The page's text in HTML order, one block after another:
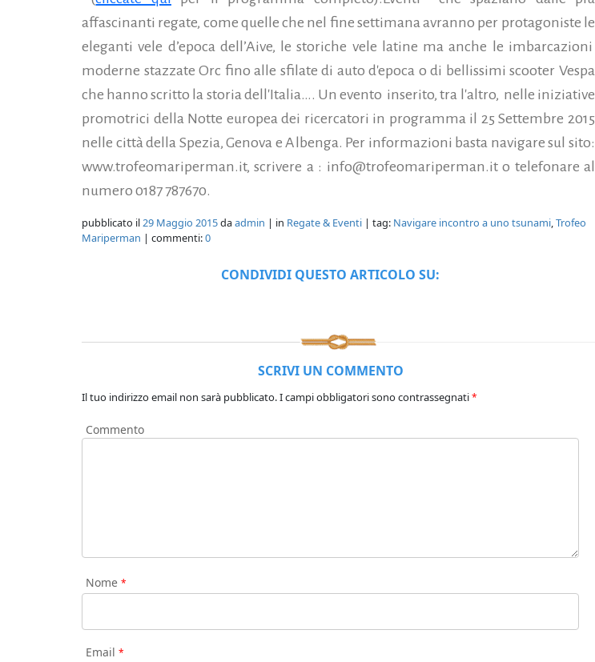
affascinanti regate, come quelle che nel fine settimana avranno per protagoniste le
eleganti vele d’epoca dell’Aive, le storiche vele latine ma anche le imbarcazioni
moderne stazzate Orc fino alle sfilate di auto d'epoca o di bellissimi scooter Vespa
che hanno scritto la storia dell'Italia…. Un evento inserito, tra l'altro, nelle iniziative
promotrici della Notte europea dei ricercatori in programma il 25 Settembre 2015
nelle città della Spezia, Genova e Albenga. Per informazioni basta navigare sul sito:
www.trofeomariperman.it, scrivere a : info@trofeomariperman.it o telefonare al
numero 0187 787670.
pubblicato il29 Maggio 2015daadmin | in Regate & Eventi | tag: Navigare incontro a uno tsunami,Trofeo
Mariperman | commenti:0
CONDIVIDI QUESTO ARTICOLO SU:
SCRIVI UN COMMENTO
Il tuo indirizzo email non sarà pubblicato.I campi obbligatori sono contrassegnati*
Commento
Nome *
Email *